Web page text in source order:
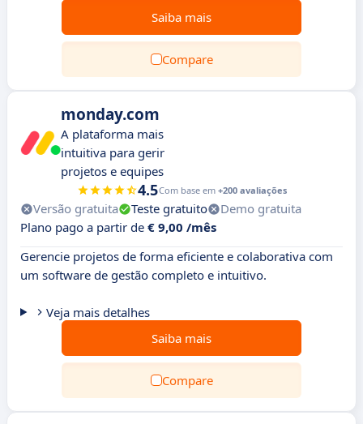
Saiba mais
Compare
monday.com
A plataforma mais
intuitiva para gerir
projetos e equipes
4.5Com base em +200 avaliações
Versão gratuita Teste gratuito
Demo gratuita
Plano pago a partir de € 9,00 /mês
Gerencie projetos de forma eficiente e colaborativa com
um software de gestão completo e intuitivo.
Veja mais detalhes
Saiba mais
Compare